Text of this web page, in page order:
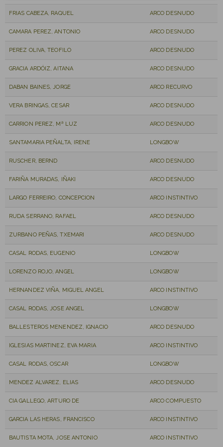
FRIAS CABEZA, RAQUEL ARCO DESNUDO
CAMARA PEREZ, ANTONIO ARCO DESNUDO
PEREZ OLIVA, TEOFILO ARCO DESNUDO
GRACIA ARDÓIZ, AITANA ARCO DESNUDO
DABAN BAINES, JORGE ARCO RECURVO
VERA BRINGAS, CESAR ARCO DESNUDO
CARRION PEREZ, Mª LUZ ARCO DESNUDO
SANTAMARIA PEÑALTA, IRENE LONGBOW
RUSCHER, BERND ARCO DESNUDO
FARIÑA MURADAS, IÑAKI ARCO DESNUDO
LARGO FERREIRO, CONCEPCION ARCO INSTINTIVO
RUDA SERRANO, RAFAEL ARCO DESNUDO
ZURBANO PEÑAS, TXEMARI ARCO DESNUDO
CASAL RODAS, EUGENIO LONGBOW
LORENZO ROJO, ANGEL LONGBOW
HERNANDEZ VIÑA, MIGUEL ANGEL ARCO INSTINTIVO
CASAL RODAS, JOSE ANGEL LONGBOW
BALLESTEROS MENENDEZ, IGNACIO ARCO DESNUDO
IGLESIAS MARTINEZ, EVA MARIA ARCO INSTINTIVO
CASAL RODAS, OSCAR LONGBOW
MENDEZ ALVAREZ, ELIAS ARCO DESNUDO
CIA GALLEGO, ARTURO DE ARCO COMPUESTO
GARCIA LAS HERAS, FRANCISCO ARCO INSTINTIVO
BAUTISTA MOTA, JOSE ANTONIO ARCO INSTINTIVO